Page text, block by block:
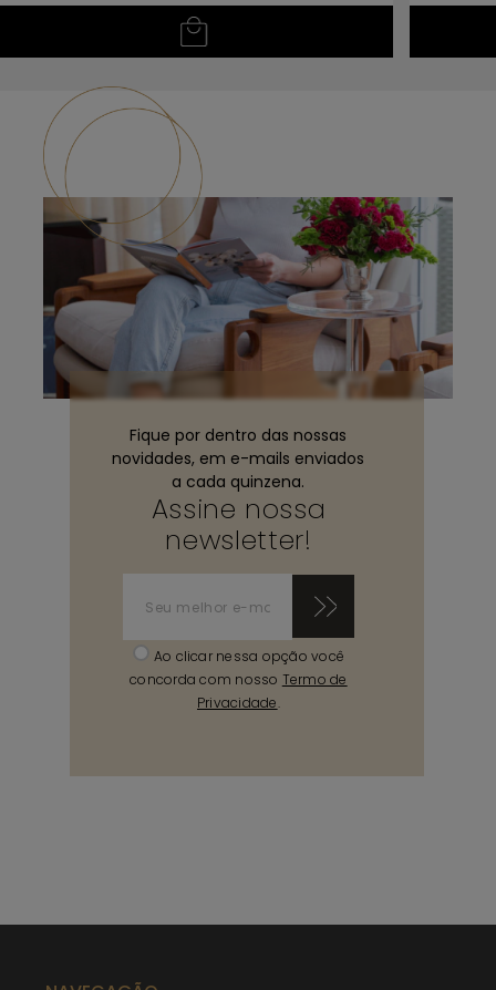
Se precisar lavar a peça, utilize apenas uma bucha
macia com detergente neutro. Enxágue com água e
seque com um pano seco e macio.
Fique por dentro das nossas
novidades, em e-mails enviados
a cada quinzena.
Assine nossa
newsletter!
Ao clicar nessa opção você
concorda com nosso Termo de
Privacidade.